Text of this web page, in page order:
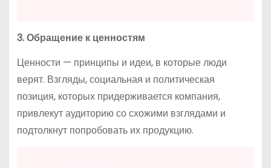
3. Обращение к ценностям
Ценности — принципы и идеи, в которые люди
верят. Взгляды, социальная и политическая
позиция, которых придерживается компания,
привлекут аудиторию со схожими взглядами и
подтолкнут попробовать их продукцию.